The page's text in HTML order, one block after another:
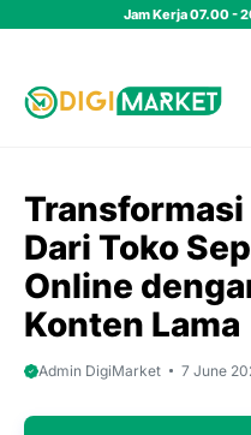
Jam Kerja 07.00 -
Dari Toko
Online
Konten Lama
Admin DigiMarket 7 June